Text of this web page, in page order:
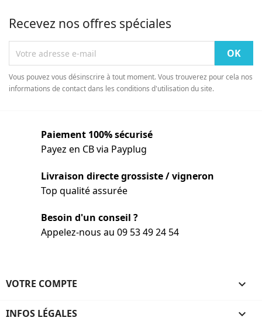
Recevez nos offres spéciales
Vous pouvez vous désinscrire à tout moment. Vous trouverez pour cela nos
informations de contact dans les conditions d'utilisation du site.
Paiement 100% sécurisé
Payez en CB via Payplug
Livraison directe grossiste / vigneron
Top qualité assurée
Besoin d'un conseil ?
Appelez-nous au 09 53 49 24 54
VOTRE COMPTE 
INFOS LÉGALES 